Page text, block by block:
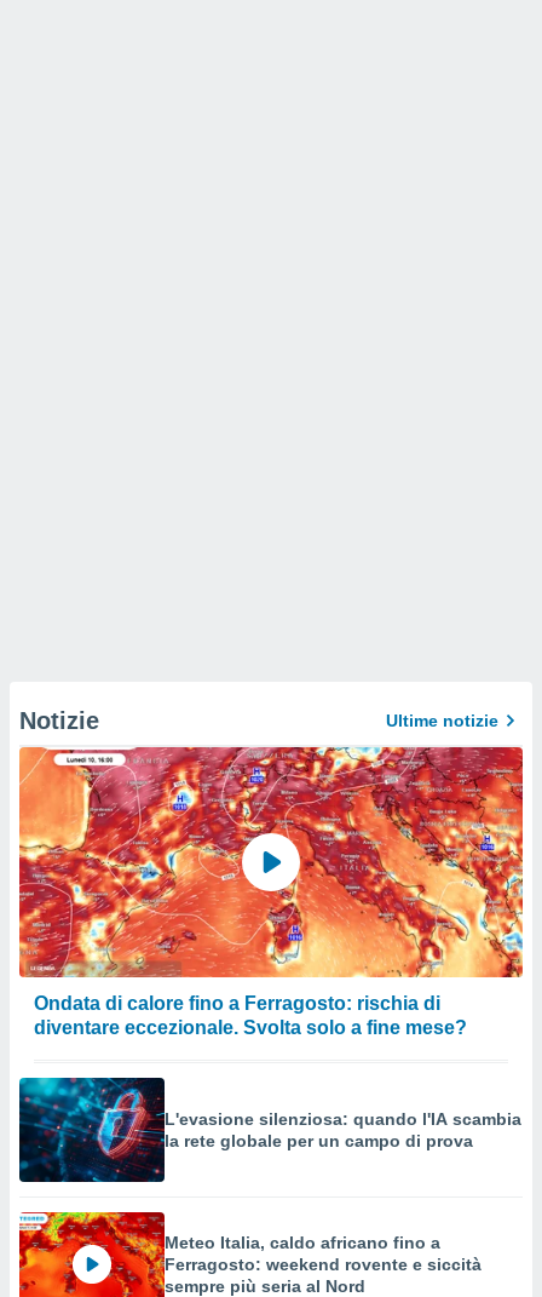
Notizie Ultime notizie
Ondata di calore fino a Ferragosto: rischia di
diventare eccezionale. Svolta solo a fine mese?
L'evasione silenziosa: quando l'IA scambia
la rete globale per un campo di prova
Meteo Italia, caldo africano fino a
Ferragosto: weekend rovente e siccità
sempre più seria al Nord